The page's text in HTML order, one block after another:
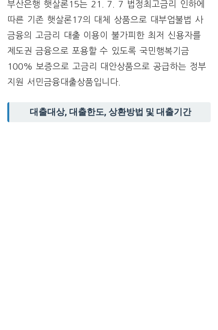
부산은행 햇살론15는 21. 7. 7 법정최고금리 인하에
따른 기존 햇살론17의 대체 상품으로 대부업불법 사
금융의 고금리 대출 이용이 불가피한 최저 신용자를
제도권 금융으로 포용할 수 있도록 국민행복기금
100% 보증으로 고금리 대안상품으로 공급하는 정부
지원 서민금융대출상품입니다.
대출대상, 대출한도, 상환방법 및 대출기간